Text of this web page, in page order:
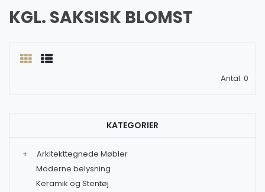
KGL. SAKSISK BLOMST
Antal: 0
KATEGORIER
+
Arkitekttegnede Møbler
Moderne belysning
Keramik og Stentøj